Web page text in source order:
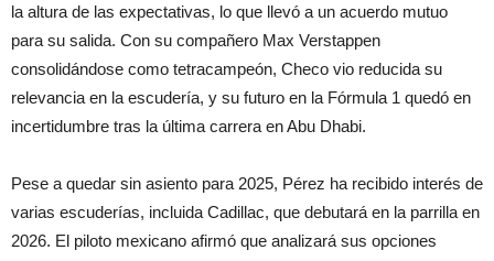
la altura de las expectativas, lo que llevó a un acuerdo mutuo
para su salida. Con su compañero Max Verstappen
consolidándose como tetracampeón, Checo vio reducida su
relevancia en la escudería, y su futuro en la Fórmula 1 quedó en
incertidumbre tras la última carrera en Abu Dhabi.
Pese a quedar sin asiento para 2025, Pérez ha recibido interés de
varias escuderías, incluida Cadillac, que debutará en la parrilla en
2026. El piloto mexicano afirmó que analizará sus opciones